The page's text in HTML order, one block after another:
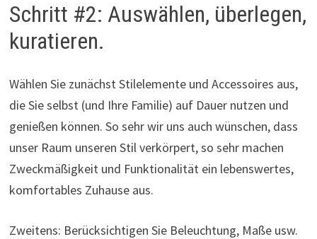
Schritt #2: Auswählen, überlegen,
kuratieren.
Wählen Sie zunächst Stilelemente und Accessoires aus,
die Sie selbst (und Ihre Familie) auf Dauer nutzen und
genießen können. So sehr wir uns auch wünschen, dass
unser Raum unseren Stil verkörpert, so sehr machen
Zweckmäßigkeit und Funktionalität ein lebenswertes,
komfortables Zuhause aus.
Zweitens: Berücksichtigen Sie Beleuchtung, Maße usw.